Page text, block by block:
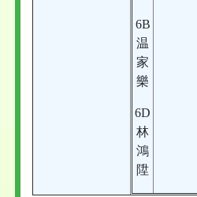
6B
温
家
樂
6D
林
鴻
陞